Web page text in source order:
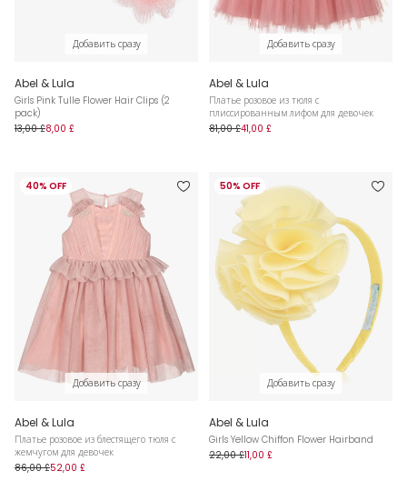
Добавить сразу
Abel & Lula
Girls Pink Tulle Flower Hair Clips (2
pack)
13,00 £8,00 £
Добавить сразу
Abel & Lula
Платье розовое из тюля с
плиссированным лифом для девочек
81,00 £41,00 £
40% OFF
Добавить сразу
Abel & Lula
Платье розовое из блестящего тюля с
жемчугом для девочек
86,00 £52,00 £
50% OFF
Добавить сразу
Abel & Lula
Girls Yellow Chiffon Flower Hairband
22,00 £11,00 £